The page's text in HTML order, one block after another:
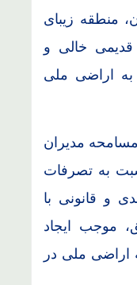
منطقه زیبای
قدیمی خالی و
به اراضی ملی
مسامحه مدیران
به تصرفات
و قانونی با
موجب ایجاد
اراضی ملی در